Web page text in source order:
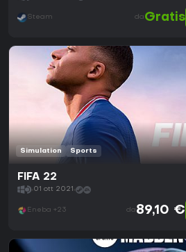
Steam da Gratis
Simulation Sports
FIFA 22
01 ott 2021
Eneba +23 da 89,10 €